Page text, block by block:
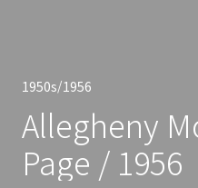
1950s/1956
Allegheny
Page / 1956